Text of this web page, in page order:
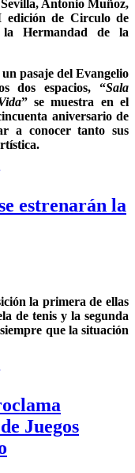
Antonio Muñoz,
de Circulo de
Hermandad de la
pasaje del Evangelio
dos espacios, “Sala
” se muestra en el
aniversario de
a conocer tanto sus
estrenarán la
la primera de ellas
de tenis y la segunda
que la situación
Juegos